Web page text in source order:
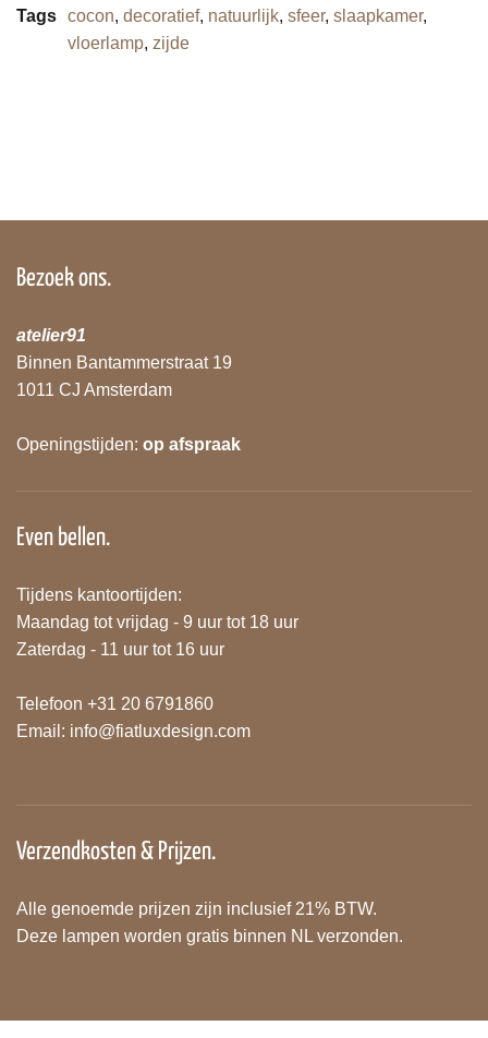
Tags cocon, decoratief, natuurlijk, sfeer, slaapkamer,
vloerlamp, zijde
Bezoek ons.
atelier91
Binnen Bantammerstraat 19
1011 CJ Amsterdam
Openingstijden: op afspraak
Even bellen.
Tijdens kantoortijden:
Maandag tot vrijdag - 9 uur tot 18 uur
Zaterdag - 11 uur tot 16 uur
Telefoon +31 20 6791860
Email: info@fiatluxdesign.com
Verzendkosten & Prijzen.
Alle genoemde prijzen zijn inclusief 21% BTW.
Deze lampen worden gratis binnen NL verzonden.